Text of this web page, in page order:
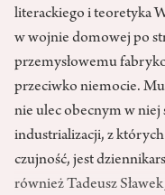
literackiego i teoretyka
w wojnie domowej po
przemysłowemu
przeciwko niemocie.
nie ulec obecnym w
industrializacji, z
czujność, jest
również Tadeusz